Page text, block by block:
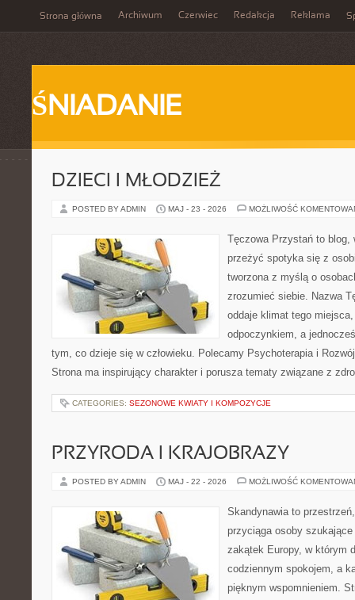
Strona główna Archiwum Czerwiec Redakcja Reklama
ŚNIADANIE
DZIECI I MŁODZIEŻ
POSTED BY ADMIN MAJ - 23 - 2026 MOŻLIWOŚĆ
Tęczowa Przystań to
przeżyć spotyka się z
tworzona z myślą o
zrozumieć siebie. Nazwa
oddaje klimat tego
odpoczynkiem, a
tym, co dzieje się w człowieku. Polecamy Psychoterapia i
Strona ma inspirujący charakter i porusza tematy związane z
CATEGORIES: SEZONOWE KWIATY I KOMPOZYCJE
PRZYRODA I KRAJOBRAZY
POSTED BY ADMIN MAJ - 22 - 2026 MOŻLIWOŚĆ
Skandynawia to
przyciąga osoby
zakątek Europy, w którym
codziennym spokojem, a
pięknym wspomnieniem.